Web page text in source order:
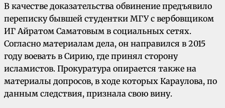
В качестве доказательства обвинение предъявило
переписку бывшей студентки МГУ с вербовщиком
ИГ Айратом Саматовым в социальных сетях.
Согласно материалам дела, он направился в 2015
году воевать в Сирию, где принял сторону
исламистов. Прокуратура опирается также на
материалы допросов, в ходе которых Караулова, по
данным следствия, признала свою вину.